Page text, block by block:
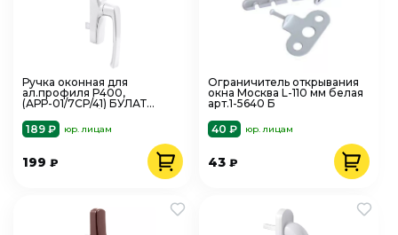
Ручка оконная для
ал.профиля Р400,
(АРР-01/7CP/41) БУЛАТ
ригеля
189 ₽ юр. лицам
199 ₽
Ограничитель открывания
окна Москва L-110 мм белая
арт.1-5640 Б
40 ₽
юр. лицам
43₽